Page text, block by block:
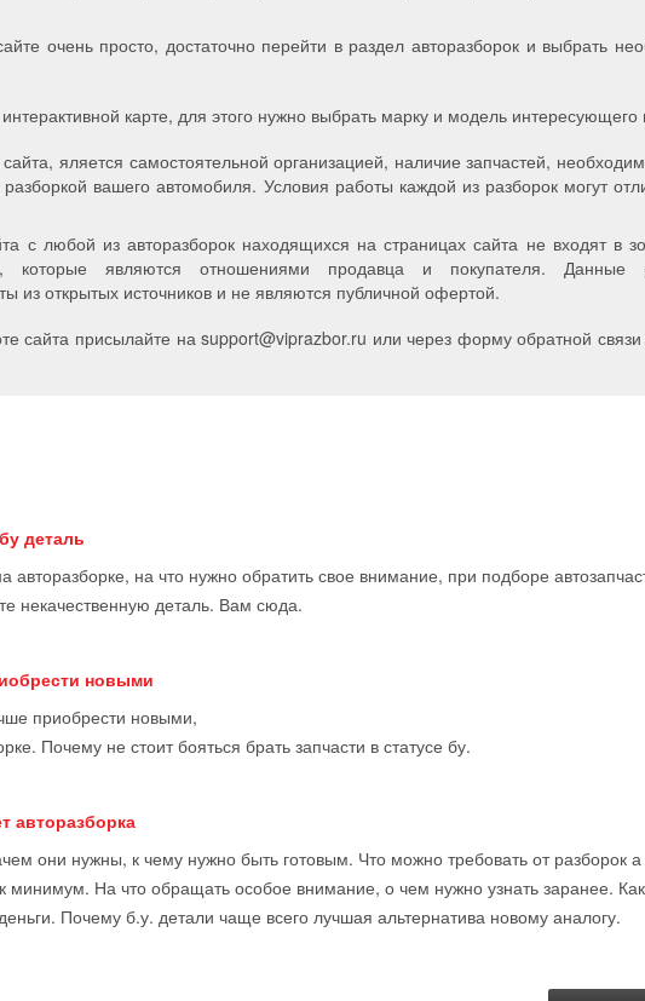
очень просто, достаточно перейти в раздел авторазборок и выбрать
карте, для этого нужно выбрать марку и модель
яляется самостоятельной организацией, наличие запчастей,
вашего автомобиля. Условия работы каждой из разборок могут
с любой из авторазборок находящихся на страницах сайта не входят в
которые являются отношениями продавца и покупателя.
из открытых источников и не являются публичной офертой.
сайта присылайте на support@viprazbor.ru или через форму обратной связи
деталь
авторазборке, на что нужно обратить свое внимание, при подборе
некачественную деталь. Вам сюда.
новыми
приобрести новыми,
Почему не стоит бояться брать запчасти в статусе бу.
авторазборка
они нужны, к чему нужно быть готовым. Что можно требовать от разборок а
минимум. На что обращать особое внимание, о чем нужно узнать заранее.
Почему б.у. детали чаще всего лучшая альтернатива новому аналогу.